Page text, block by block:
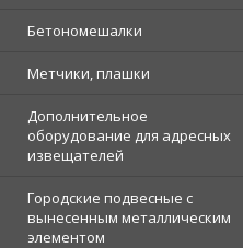
Бетономешалки
Метчики, плашки
Дополнительное
оборудование для адресных
извещателей
Городские подвесные с
вынесенным металлическим
элементом